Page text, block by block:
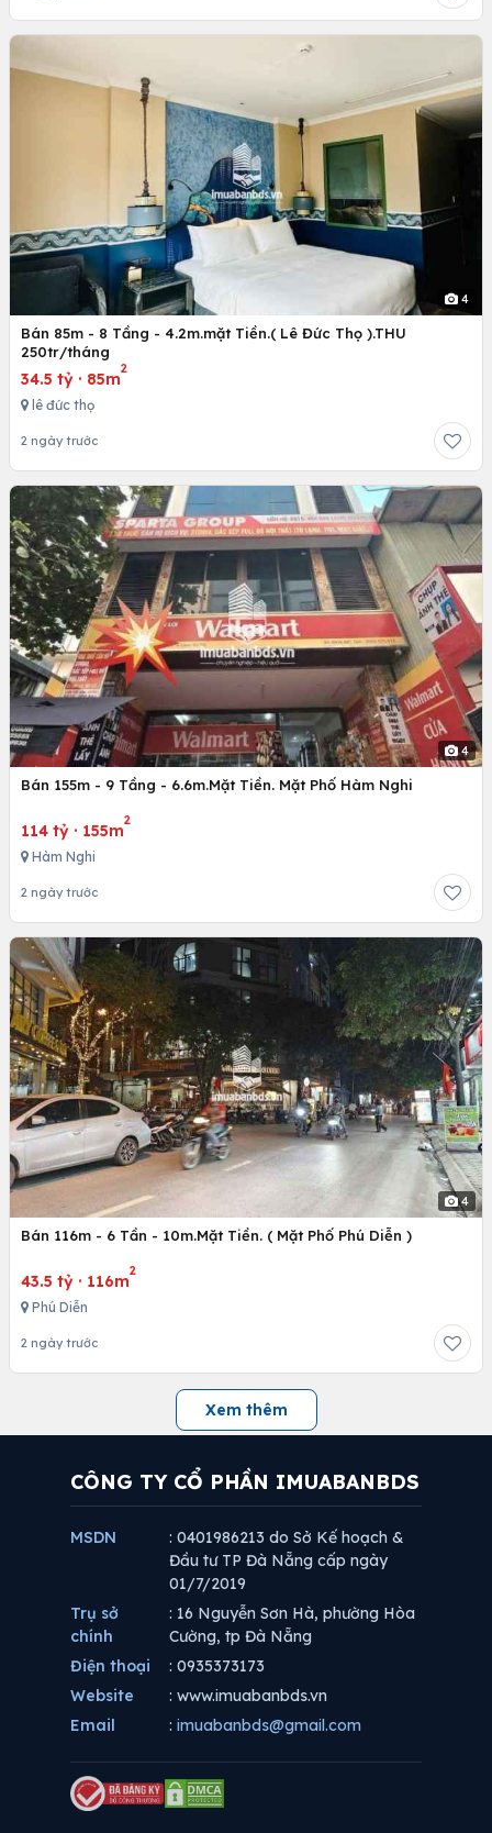
4
Bán 85m - 8 Tầng - 4.2m.mặt Tiền.( Lê Đức Thọ ).THU
250tr/tháng
34.5 tỷ · 85m
2
lê đức thọ
2 ngày trước
4
Bán 155m - 9 Tầng - 6.6m.Mặt Tiền. Mặt Phố Hàm Nghi
114 tỷ · 155m
2
Hàm Nghi
2 ngày trước
4
Bán 116m - 6 Tần - 10m.Mặt Tiền. ( Mặt Phố Phú Diễn )
43.5 tỷ · 116m
2
Phú Diễn
2 ngày trước
Xem thêm
CÔNG TY CỔ PHẦN IMUABANBDS
MSDN
: 0401986213 do Sở Kế hoạch &
Đầu tư TP Đà Nẵng cấp ngày
01/7/2019
Trụ sở
chính
: 16 Nguyễn Sơn Hà, phường Hòa
Cường, tp Đà Nẵng
Điện thoại
: 0935373173
Website
: www.imuabanbds.vn
Email
: imuabanbds@gmail.com